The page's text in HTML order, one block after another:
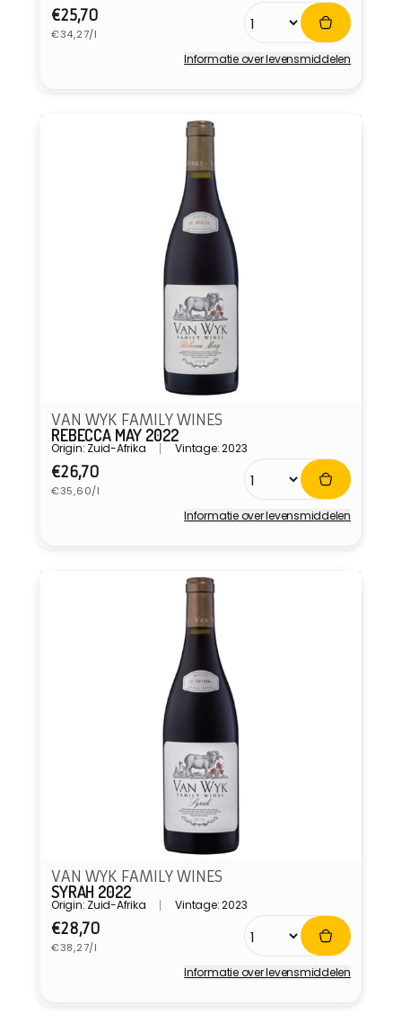
Normale
prijs
€25,70
Eenheidsprijs
€34,27/l
Informatie over levensmiddelen
VAN WYK FAMILY WINES
REBECCA MAY 2022
Origin: Zuid-Afrika Vintage: 2023
Normale
prijs
€26,70
Eenheidsprijs
€35,60/l
Informatie over levensmiddelen
VAN WYK FAMILY WINES
SYRAH 2022
Origin: Zuid-Afrika Vintage: 2023
Normale
prijs
€28,70
Eenheidsprijs
€38,27/l
Informatie over levensmiddelen